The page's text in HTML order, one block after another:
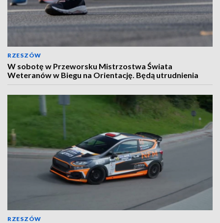
RZESZÓW
W sobotę w Przeworsku Mistrzostwa Świata
Weteranów w Biegu na Orientację. Będą utrudnienia
RZESZÓW